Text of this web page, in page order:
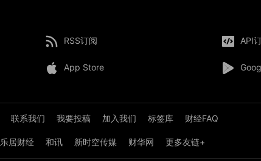
RSS订阅 API
App Store
联系我们 我要投稿 加入我们 标签库 财经FAQ
乐居财经 和讯 新时空传媒 财华网 更多友链+